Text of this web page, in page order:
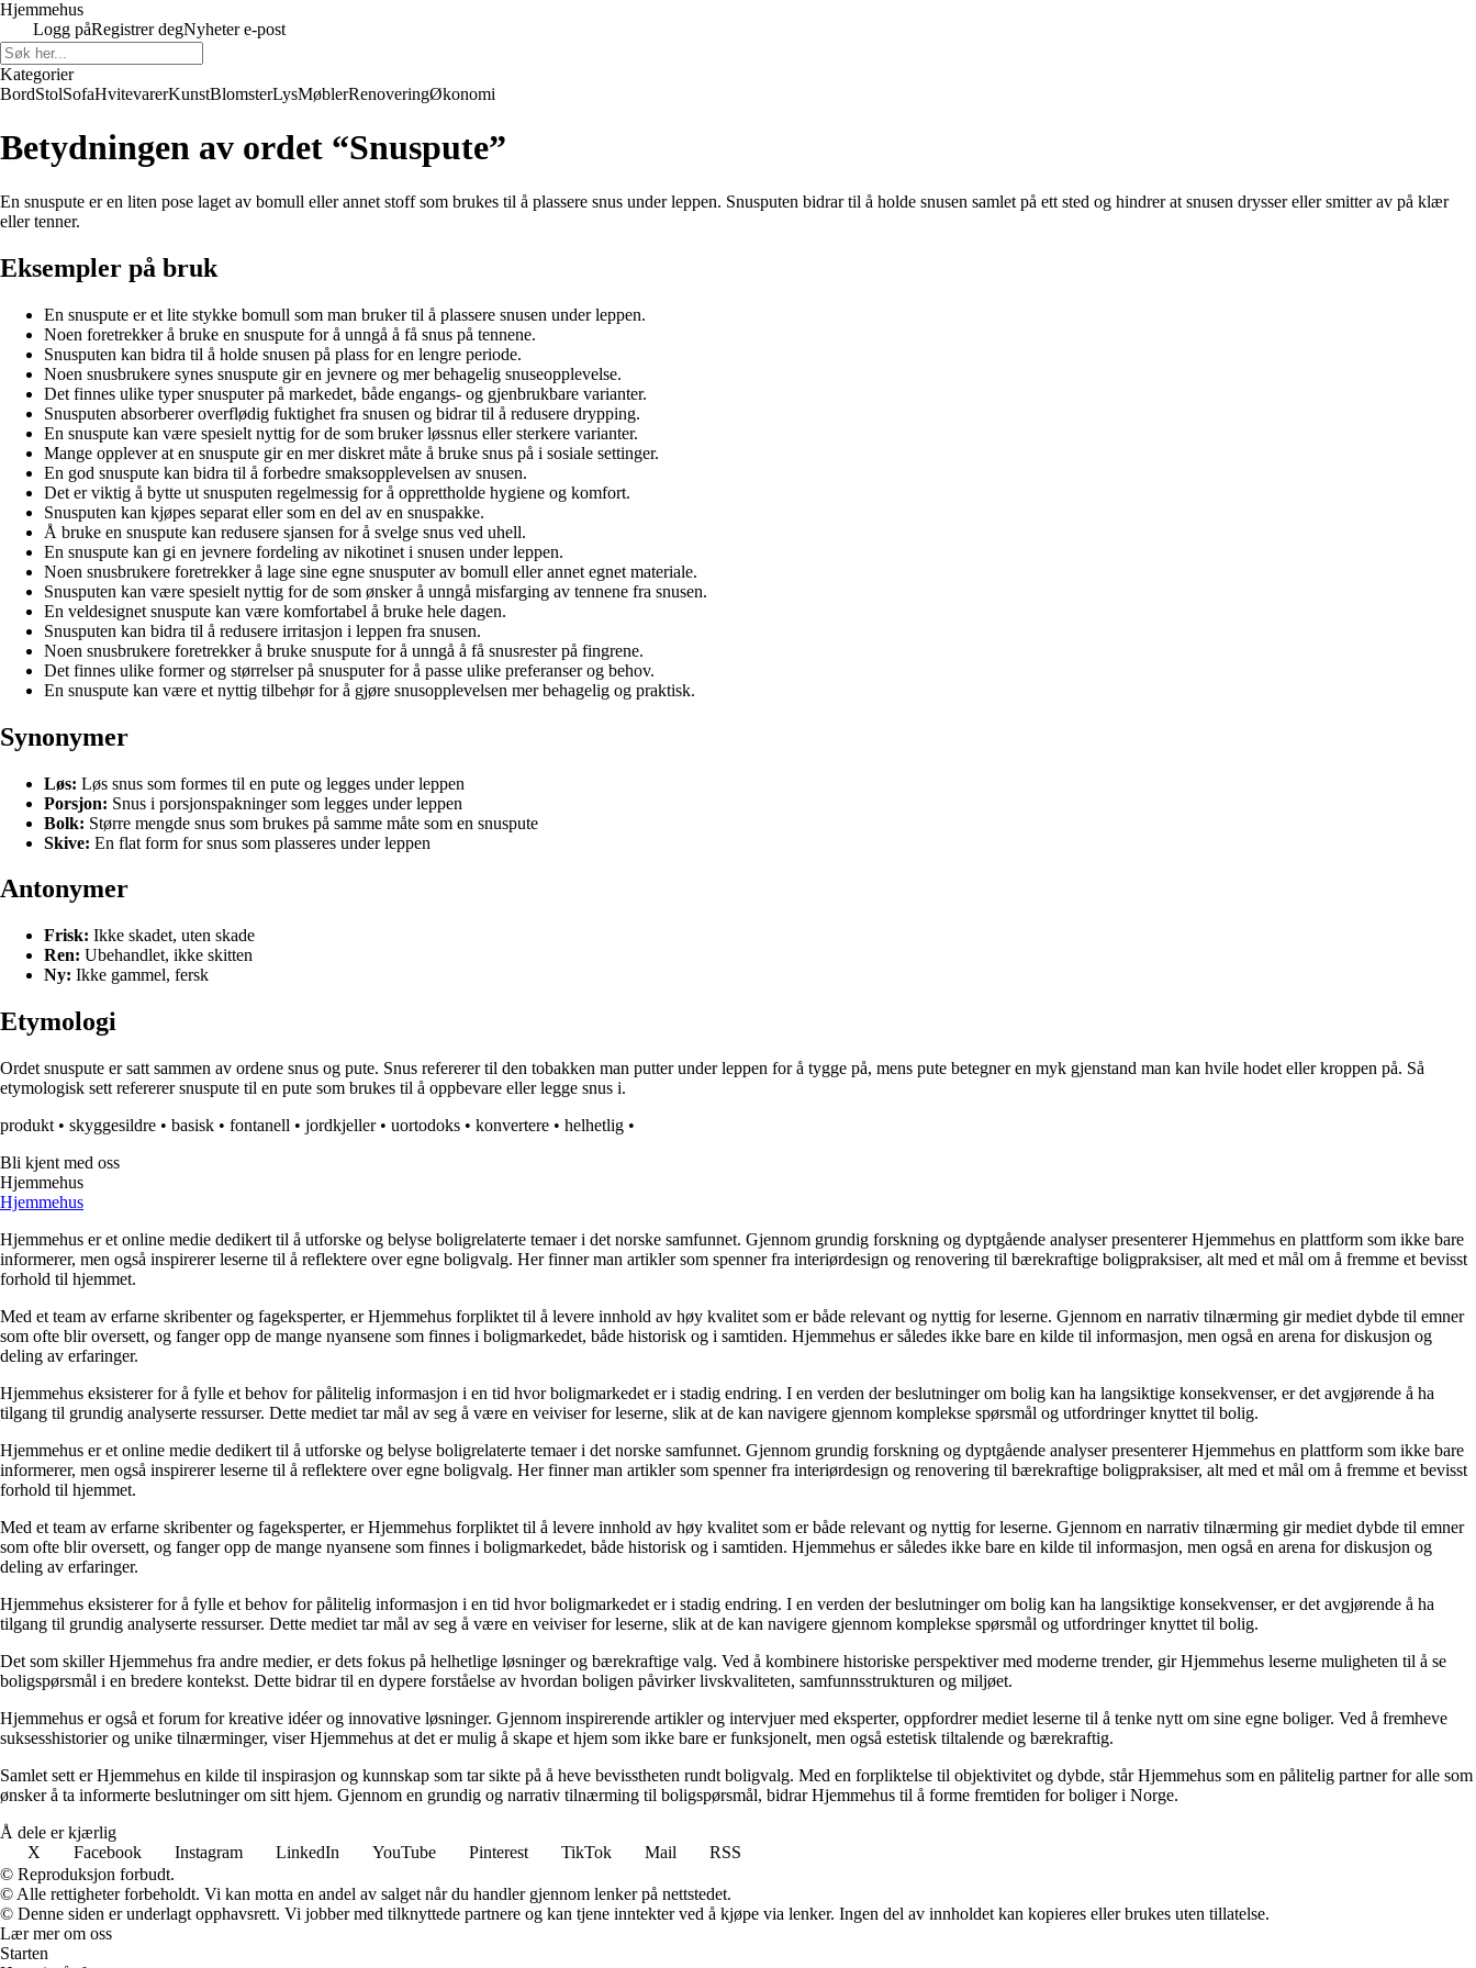
Hjemmehus
Logg påRegistrer degNyheter e-post
Kategorier
BordStolSofaHvitevarerKunstBlomsterLysMøblerRenoveringØkonomi
Betydningen av ordet “Snuspute”
En snuspute er en liten pose laget av bomull eller annet stoff som brukes til å plassere snus under leppen. Snusputen bidrar til å holde snusen samlet på ett sted og hindrer at snusen drysser eller smitter av på klær
eller tenner.
Eksempler på bruk
En snuspute er et lite stykke bomull som man bruker til å plassere snusen under leppen.
Noen foretrekker å bruke en snuspute for å unngå å få snus på tennene.
Snusputen kan bidra til å holde snusen på plass for en lengre periode.
Noen snusbrukere synes snuspute gir en jevnere og mer behagelig snuseopplevelse.
Det finnes ulike typer snusputer på markedet, både engangs- og gjenbrukbare varianter.
Snusputen absorberer overflødig fuktighet fra snusen og bidrar til å redusere drypping.
En snuspute kan være spesielt nyttig for de som bruker løssnus eller sterkere varianter.
Mange opplever at en snuspute gir en mer diskret måte å bruke snus på i sosiale settinger.
En god snuspute kan bidra til å forbedre smaksopplevelsen av snusen.
Det er viktig å bytte ut snusputen regelmessig for å opprettholde hygiene og komfort.
Snusputen kan kjøpes separat eller som en del av en snuspakke.
Å bruke en snuspute kan redusere sjansen for å svelge snus ved uhell.
En snuspute kan gi en jevnere fordeling av nikotinet i snusen under leppen.
Noen snusbrukere foretrekker å lage sine egne snusputer av bomull eller annet egnet materiale.
Snusputen kan være spesielt nyttig for de som ønsker å unngå misfarging av tennene fra snusen.
En veldesignet snuspute kan være komfortabel å bruke hele dagen.
Snusputen kan bidra til å redusere irritasjon i leppen fra snusen.
Noen snusbrukere foretrekker å bruke snuspute for å unngå å få snusrester på fingrene.
Det finnes ulike former og størrelser på snusputer for å passe ulike preferanser og behov.
En snuspute kan være et nyttig tilbehør for å gjøre snusopplevelsen mer behagelig og praktisk.
Synonymer
Løs: Løs snus som formes til en pute og legges under leppen
Porsjon: Snus i porsjonspakninger som legges under leppen
Bolk: Større mengde snus som brukes på samme måte som en snuspute
Skive: En flat form for snus som plasseres under leppen
Antonymer
Frisk: Ikke skadet, uten skade
Ren: Ubehandlet, ikke skitten
Ny: Ikke gammel, fersk
Etymologi
Ordet snuspute er satt sammen av ordene snus og pute. Snus refererer til den tobakken man putter under leppen for å tygge på, mens pute betegner en myk gjenstand man kan hvile hodet eller kroppen på. Så
etymologisk sett refererer snuspute til en pute som brukes til å oppbevare eller legge snus i.
produkt • skyggesildre • basisk • fontanell • jordkjeller• uortodoks • konvertere • helhetlig •
Bli kjent med oss
Hjemmehus
Hjemmehus
Hjemmehus er et online medie dedikert til å utforske og belyse boligrelaterte temaer i det norske samfunnet. Gjennom grundig forskning og dyptgående analyser presenterer Hjemmehus en plattform som ikke bare
informerer, men også inspirerer leserne til å reflektere over egne boligvalg. Her finner man artikler som spenner fra interiørdesign og renovering til bærekraftige boligpraksiser, alt med et mål om å fremme et bevisst
forhold til hjemmet.
Med et team av erfarne skribenter og fageksperter, er Hjemmehus forpliktet til å levere innhold av høy kvalitet som er både relevant og nyttig for leserne. Gjennom en narrativ tilnærming gir mediet dybde til emner
som ofte blir oversett, og fanger opp de mange nyansene som finnes i boligmarkedet, både historisk og i samtiden. Hjemmehus er således ikke bare en kilde til informasjon, men også en arena for diskusjon og
deling av erfaringer.
Hjemmehus eksisterer for å fylle et behov for pålitelig informasjon i en tid hvor boligmarkedet er i stadig endring. I en verden der beslutninger om bolig kan ha langsiktige konsekvenser, er det avgjørende å ha
tilgang til grundig analyserte ressurser. Dette mediet tar mål av seg å være en veiviser for leserne, slik at de kan navigere gjennom komplekse spørsmål og utfordringer knyttet til bolig.
Hjemmehus er et online medie dedikert til å utforske og belyse boligrelaterte temaer i det norske samfunnet. Gjennom grundig forskning og dyptgående analyser presenterer Hjemmehus en plattform som ikke bare
informerer, men også inspirerer leserne til å reflektere over egne boligvalg. Her finner man artikler som spenner fra interiørdesign og renovering til bærekraftige boligpraksiser, alt med et mål om å fremme et bevisst
forhold til hjemmet.
Med et team av erfarne skribenter og fageksperter, er Hjemmehus forpliktet til å levere innhold av høy kvalitet som er både relevant og nyttig for leserne. Gjennom en narrativ tilnærming gir mediet dybde til emner
som ofte blir oversett, og fanger opp de mange nyansene som finnes i boligmarkedet, både historisk og i samtiden. Hjemmehus er således ikke bare en kilde til informasjon, men også en arena for diskusjon og
deling av erfaringer.
Hjemmehus eksisterer for å fylle et behov for pålitelig informasjon i en tid hvor boligmarkedet er i stadig endring. I en verden der beslutninger om bolig kan ha langsiktige konsekvenser, er det avgjørende å ha
tilgang til grundig analyserte ressurser. Dette mediet tar mål av seg å være en veiviser for leserne, slik at de kan navigere gjennom komplekse spørsmål og utfordringer knyttet til bolig.
Det som skiller Hjemmehus fra andre medier, er dets fokus på helhetlige løsninger og bærekraftige valg. Ved å kombinere historiske perspektiver med moderne trender, gir Hjemmehus leserne muligheten til å se
boligspørsmål i en bredere kontekst. Dette bidrar til en dypere forståelse av hvordan boligen påvirker livskvaliteten, samfunnsstrukturen og miljøet.
Hjemmehus er også et forum for kreative idéer og innovative løsninger. Gjennom inspirerende artikler og intervjuer med eksperter, oppfordrer mediet leserne til å tenke nytt om sine egne boliger. Ved å fremheve
suksesshistorier og unike tilnærminger, viser Hjemmehus at det er mulig å skape et hjem som ikke bare er funksjonelt, men også estetisk tiltalende og bærekraftig.
Samlet sett er Hjemmehus en kilde til inspirasjon og kunnskap som tar sikte på å heve bevisstheten rundt boligvalg. Med en forpliktelse til objektivitet og dybde, står Hjemmehus som en pålitelig partner for alle som
ønsker å ta informerte beslutninger om sitt hjem. Gjennom en grundig og narrativ tilnærming til boligspørsmål, bidrar Hjemmehus til å forme fremtiden for boliger i Norge.
Å dele er kjærlig
X
Facebook Instagram LinkedIn YouTube Pinterest TikTok Mail
RSS
© Reproduksjon forbudt.
© Alle rettigheter forbeholdt. Vi kan motta en andel av salget når du handler gjennom lenker på nettstedet.
© Denne siden er underlagt opphavsrett. Vi jobber med tilknyttede partnere og kan tjene inntekter ved å kjøpe via lenker. Ingen del av innholdet kan kopieres eller brukes uten tillatelse.
Lær mer om oss
Starten